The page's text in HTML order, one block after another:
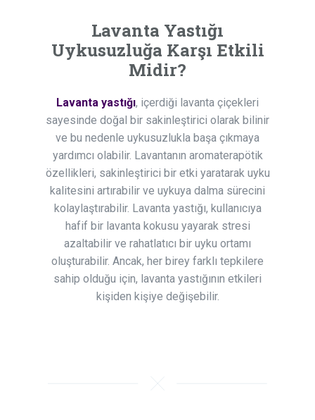
Lavanta Yastığı
Uykusuzluğa Karşı Etkili
Midir?
Lavanta yastığı, içerdiği lavanta çiçekleri
sayesinde doğal bir sakinleştirici olarak bilinir
ve bu nedenle uykusuzlukla başa çıkmaya
yardımcı olabilir. Lavantanın aromaterapötik
özellikleri, sakinleştirici bir etki yaratarak uyku
kalitesini artırabilir ve uykuya dalma sürecini
kolaylaştırabilir. Lavanta yastığı, kullanıcıya
hafif bir lavanta kokusu yayarak stresi
azaltabilir ve rahatlatıcı bir uyku ortamı
oluşturabilir. Ancak, her birey farklı tepkilere
sahip olduğu için, lavanta yastığının etkileri
kişiden kişiye değişebilir.